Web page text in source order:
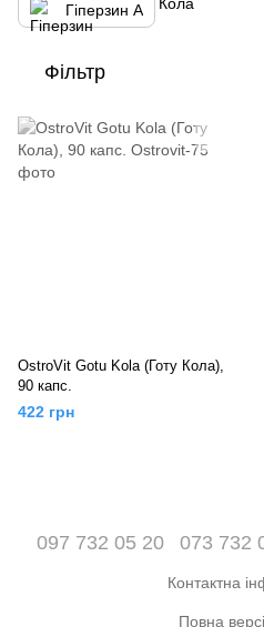
Гіперзин А
Фільтр
OstroVit Gotu Kola (Готу Кола),
90 капс.
422 грн
097 732 05 20 073 732
Контактна
Повна